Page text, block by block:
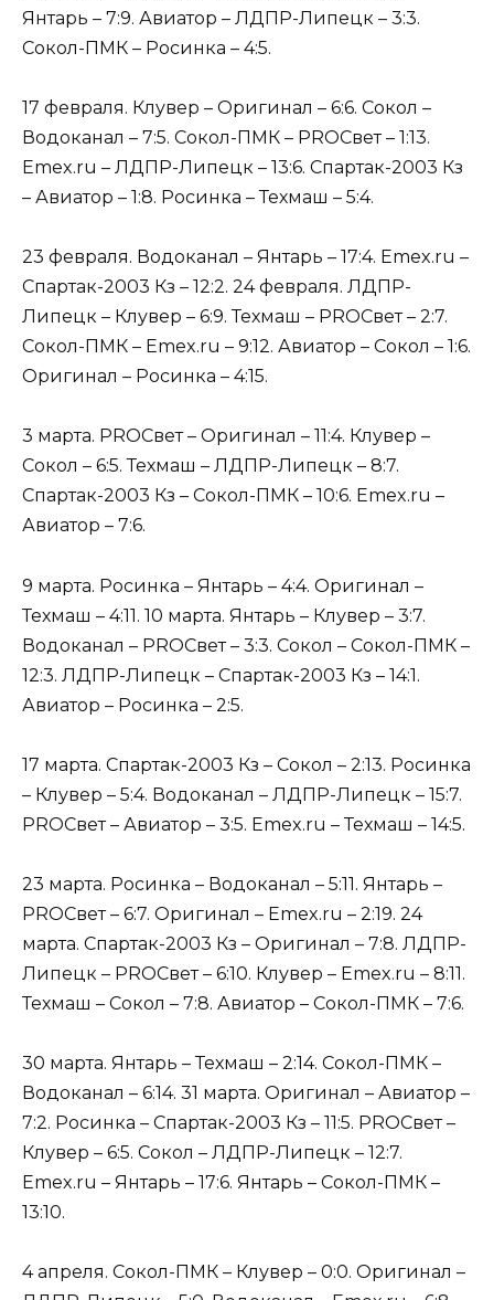
Янтарь – 7:9. Авиатор – ЛДПР-Липецк – 3:3.
Сокол-ПМК – Росинка – 4:5.
17 февраля. Клувер – Оригинал – 6:6. Сокол –
Водоканал – 7:5. Сокол-ПМК – PROСвет – 1:13.
Emex.ru – ЛДПР-Липецк – 13:6. Спартак-2003 Кз
– Авиатор – 1:8. Росинка – Техмаш – 5:4.
23 февраля. Водоканал – Янтарь – 17:4. Emex.ru –
Спартак-2003 Кз – 12:2. 24 февраля. ЛДПР-
Липецк – Клувер – 6:9. Техмаш – PROСвет – 2:7.
Сокол-ПМК – Emex.ru – 9:12. Авиатор – Сокол – 1:6.
Оригинал – Росинка – 4:15.
3 марта. PROСвет – Оригинал – 11:4. Клувер –
Сокол – 6:5. Техмаш – ЛДПР-Липецк – 8:7.
Спартак-2003 Кз – Сокол-ПМК – 10:6. Emex.ru –
Авиатор – 7:6.
9 марта. Росинка – Янтарь – 4:4. Оригинал –
Техмаш – 4:11. 10 марта. Янтарь – Клувер – 3:7.
Водоканал – PROСвет – 3:3. Сокол – Сокол-ПМК –
12:3. ЛДПР-Липецк – Спартак-2003 Кз – 14:1.
Авиатор – Росинка – 2:5.
17 марта. Спартак-2003 Кз – Сокол – 2:13. Росинка
– Клувер – 5:4. Водоканал – ЛДПР-Липецк – 15:7.
PROСвет – Авиатор – 3:5. Emex.ru – Техмаш – 14:5.
23 марта. Росинка – Водоканал – 5:11. Янтарь –
PROСвет – 6:7. Оригинал – Emex.ru – 2:19. 24
марта. Спартак-2003 Кз – Оригинал – 7:8. ЛДПР-
Липецк – PROСвет – 6:10. Клувер – Emex.ru – 8:11.
Техмаш – Сокол – 7:8. Авиатор – Сокол-ПМК – 7:6.
30 марта. Янтарь – Техмаш – 2:14. Сокол-ПМК –
Водоканал – 6:14. 31 марта. Оригинал – Авиатор –
7:2. Росинка – Спартак-2003 Кз – 11:5. PROСвет –
Клувер – 6:5. Сокол – ЛДПР-Липецк – 12:7.
Emex.ru – Янтарь – 17:6. Янтарь – Сокол-ПМК –
13:10.
4 апреля. Сокол-ПМК – Клувер – 0:0. Оригинал –